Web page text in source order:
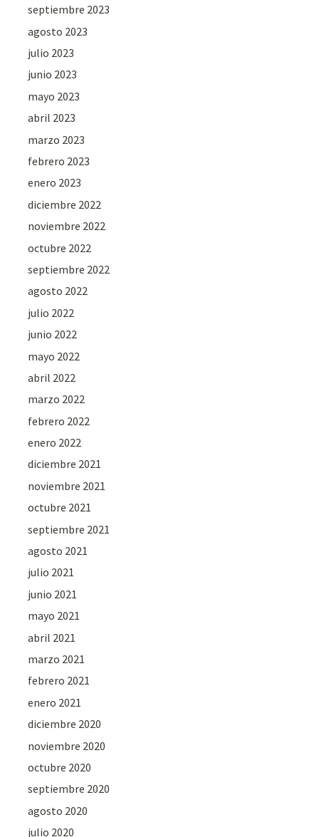
septiembre 2023
agosto 2023
julio 2023
junio 2023
mayo 2023
abril 2023
marzo 2023
febrero 2023
enero 2023
diciembre 2022
noviembre 2022
octubre 2022
septiembre 2022
agosto 2022
julio 2022
junio 2022
mayo 2022
abril 2022
marzo 2022
febrero 2022
enero 2022
diciembre 2021
noviembre 2021
octubre 2021
septiembre 2021
agosto 2021
julio 2021
junio 2021
mayo 2021
abril 2021
marzo 2021
febrero 2021
enero 2021
diciembre 2020
noviembre 2020
octubre 2020
septiembre 2020
agosto 2020
julio 2020